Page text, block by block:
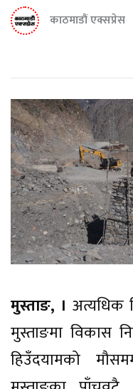
काठमाडौं एक्सप्रेस
मुस्ताङ, । अत्यधिक
मुस्ताङमा विकास
हिउँदयामको